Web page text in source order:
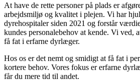
At have de rette personer på plads er
arbejdsmiljø og kvalitet i plejen. Vi har
dyrehospitaler siden 2021 og forstår
kundes personalebehov at kende. Vi ved,
få fat i erfarne dyrlæger.
Hos os er det nemt og smidigt at få fat i
kortere behov. Vores fokus er erfarne
får du mere tid til andet.